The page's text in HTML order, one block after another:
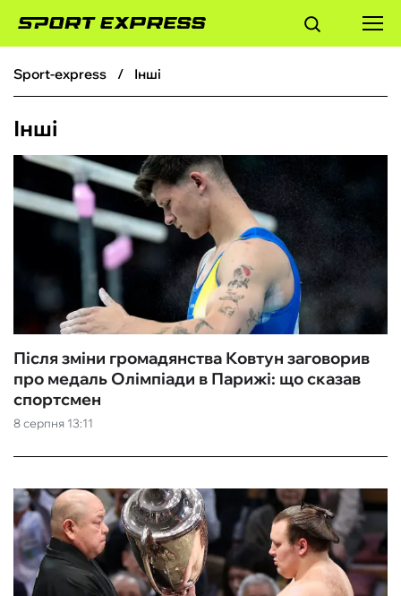
ФУТБОЛ
БОКС
ХОКЕЙ
ТЕНІС
КІБЕРСПОРТ
ЧС-2026
ФУТЗАЛ
ІНШІ
БУКМЕКЕРИ
sport-express Інші
Інші
8 серпня 13:11
Після зміни громадянства Ковтун заговорив
про медаль Олімпіади в Парижі: що сказав
спортсмен